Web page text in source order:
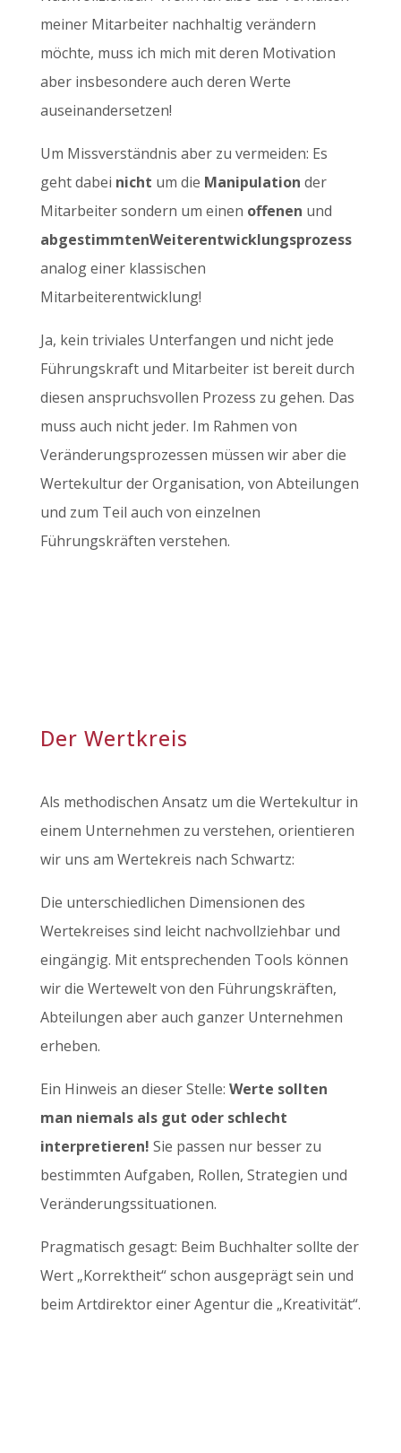
meiner Mitarbeiter nachhaltig verändern
möchte, muss ich mich mit deren Motivation
aber insbesondere auch deren Werte
auseinandersetzen!
Um Missverständnis aber zu vermeiden: Es
geht dabei nicht um die Manipulation der
Mitarbeiter sondern um einen offenen und
abgestimmtenWeiterentwicklungsprozess
analog einer klassischen
Mitarbeiterentwicklung!
Ja, kein triviales Unterfangen und nicht jede
Führungskraft und Mitarbeiter ist bereit durch
diesen anspruchsvollen Prozess zu gehen. Das
muss auch nicht jeder. Im Rahmen von
Veränderungsprozessen müssen wir aber die
Wertekultur der Organisation, von Abteilungen
und zum Teil auch von einzelnen
Führungskräften verstehen.
Der Wertkreis
Als methodischen Ansatz um die Wertekultur in
einem Unternehmen zu verstehen, orientieren
wir uns am Wertekreis nach Schwartz:
Die unterschiedlichen Dimensionen des
Wertekreises sind leicht nachvollziehbar und
eingängig. Mit entsprechenden Tools können
wir die Wertewelt von den Führungskräften,
Abteilungen aber auch ganzer Unternehmen
erheben.
Ein Hinweis an dieser Stelle: Werte sollten
man niemals als gut oder schlecht
interpretieren! Sie passen nur besser zu
bestimmten Aufgaben, Rollen, Strategien und
Veränderungssituationen.
Pragmatisch gesagt: Beim Buchhalter sollte der
Wert „Korrektheit“ schon ausgeprägt sein und
beim Artdirektor einer Agentur die „Kreativität“.